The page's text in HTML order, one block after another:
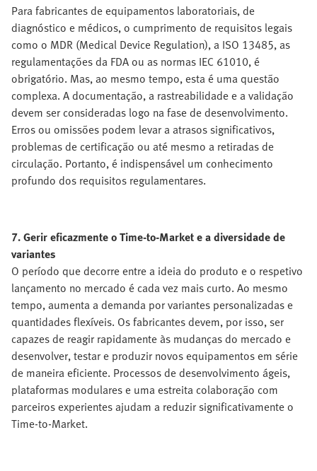
Para fabricantes de equipamentos laboratoriais, de
diagnóstico e médicos, o cumprimento de requisitos legais
como o MDR (Medical Device Regulation), a ISO 13485, as
regulamentações da FDA ou as normas IEC 61010, é
obrigatório. Mas, ao mesmo tempo, esta é uma questão
complexa. A documentação, a rastreabilidade e a validação
devem ser consideradas logo na fase de desenvolvimento.
Erros ou omissões podem levar a atrasos significativos,
problemas de certificação ou até mesmo a retiradas de
circulação. Portanto, é indispensável um conhecimento
profundo dos requisitos regulamentares.
7. Gerir eficazmente o Time-to-Market e a diversidade de
variantes
O período que decorre entre a ideia do produto e o respetivo
lançamento no mercado é cada vez mais curto. Ao mesmo
tempo, aumenta a demanda por variantes personalizadas e
quantidades flexíveis. Os fabricantes devem, por isso, ser
capazes de reagir rapidamente às mudanças do mercado e
desenvolver, testar e produzir novos equipamentos em série
de maneira eficiente. Processos de desenvolvimento ágeis,
plataformas modulares e uma estreita colaboração com
parceiros experientes ajudam a reduzir significativamente o
Time-to-Market.